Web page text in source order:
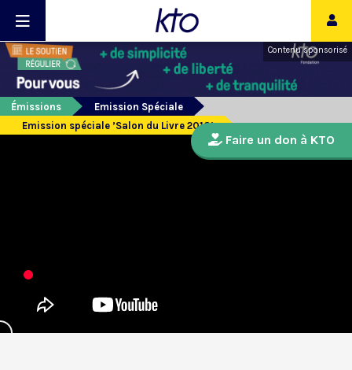
Contenu sponsorisé
Émissions
Emission Spéciale
Emission spéciale ’Salon du Livre 2018’
Faire un don à KTO